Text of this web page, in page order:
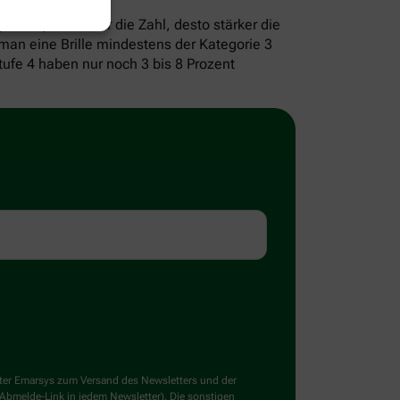
bis 4). Je höher die Zahl, desto stärker die
eine Brille mindestens der Kategorie 3
4 haben nur noch 3 bis 8 Prozent
Emarsys zum Versand des Newsletters und der
Link in jedem Newsletter). Die sonstigen